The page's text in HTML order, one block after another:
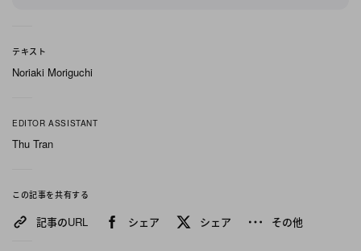
する。ミニマルでありながら、素材の表情やシルエ
ットの余白によって、静かな存在感を放つワードロ
また、機能素材を用いたアウターや、レザーアイテ
伝統的な要素をそのまま引用するのではなく、都市
生活に寄り添う実用性と現代的なバランスへと再構
テキスト
Noriaki Moriguchi
EDITOR ASSISTANT
Thu Tran
この記事を共有する
記事のURL シェア シェア その他